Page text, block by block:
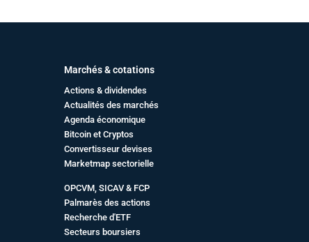
Marchés & cotations
Actions & dividendes
Actualités des marchés
Agenda économique
Bitcoin et Cryptos
Convertisseur devises
Marketmap sectorielle
OPCVM, SICAV & FCP
Palmarès des actions
Recherche d'ETF
Secteurs boursiers